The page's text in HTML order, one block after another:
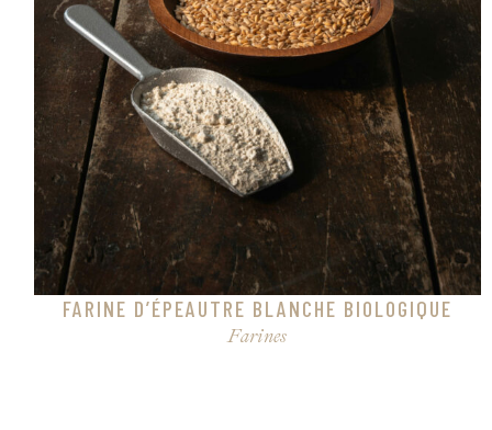
FARINE D’ÉPEAUTRE BLANCHE BIOLOGIQUE
Farines